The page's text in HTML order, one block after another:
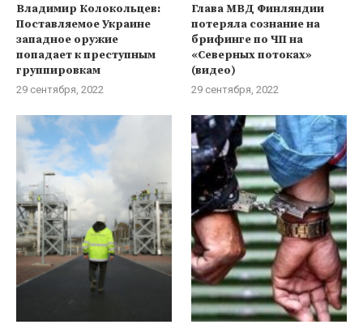
Владимир Колокольцев:
Поставляемое Украине
западное оружие
попадает к преступным
группировкам
29 сентября, 2022
Глава МВД Финляндии
потеряла сознание на
брифинге по ЧП на
«Северных потоках»
(видео)
29 сентября, 2022